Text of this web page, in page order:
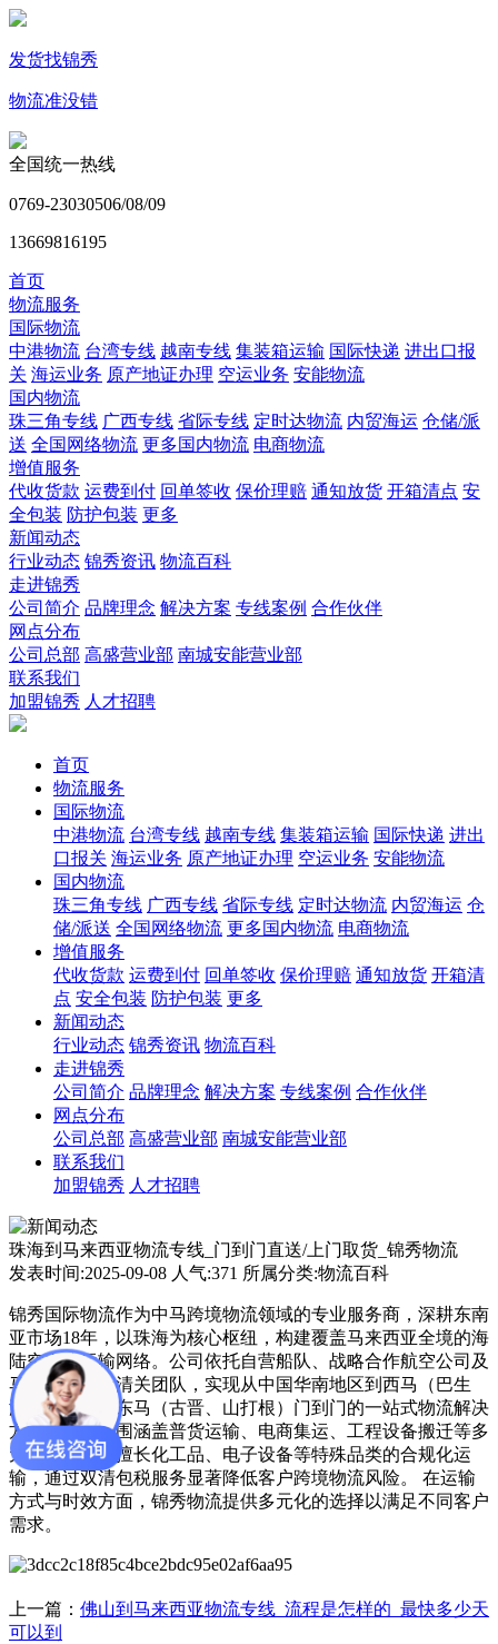
发货找锦秀
物流准没错
全国统一热线
0769-23030506/08/09
13669816195
首页
物流服务
国际物流
中港物流 台湾专线 越南专线 集装箱运输 国际快递 进出口报
关 海运业务 原产地证办理 空运业务 安能物流
国内物流
珠三角专线 广西专线 省际专线 定时达物流 内贸海运 仓储/派
送 全国网络物流 更多国内物流 电商物流
增值服务
代收货款 运费到付 回单签收 保价理赔 通知放货 开箱清点 安
全包装 防护包装 更多
新闻动态
行业动态 锦秀资讯 物流百科
走进锦秀
公司简介 品牌理念 解决方案 专线案例 合作伙伴
网点分布
公司总部 高盛营业部 南城安能营业部
联系我们
加盟锦秀 人才招聘
首页
物流服务
国际物流
中港物流 台湾专线 越南专线 集装箱运输 国际快递 进出
口报关 海运业务 原产地证办理 空运业务 安能物流
国内物流
珠三角专线 广西专线 省际专线 定时达物流 内贸海运 仓
储/派送 全国网络物流 更多国内物流 电商物流
增值服务
代收货款 运费到付 回单签收 保价理赔 通知放货 开箱清
点 安全包装 防护包装 更多
新闻动态
行业动态 锦秀资讯 物流百科
走进锦秀
公司简介 品牌理念 解决方案 专线案例 合作伙伴
网点分布
公司总部 高盛营业部 南城安能营业部
联系我们
加盟锦秀 人才招聘
珠海到马来西亚物流专线_门到门直送/上门取货_锦秀物流
发表时间:2025-09-08 人气:371 所属分类:物流百科
锦秀国际物流作为中马跨境物流领域的专业服务商，深耕东南
亚市场18年，以珠海为核心枢纽，构建覆盖马来西亚全境的海
陆空立体运输网络。公司依托自营船队、战略合作航空公司及
马来西亚本土清关团队，实现从中国华南地区到西马（巴生
港、槟城）、东马（古晋、山打根）门到门的一站式物流解决
方案。业务范围涵盖普货运输、电商集运、工程设备搬迁等多
元场景，尤其擅长化工品、电子设备等特殊品类的合规化运
输，通过双清包税服务显著降低客户跨境物流风险。 在运输
方式与时效方面，锦秀物流提供多元化的选择以满足不同客户
需求。
上一篇： 佛山到马来西亚物流专线_流程是怎样的_最快多少天
可以到